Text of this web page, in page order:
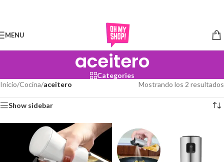
MENU
aceitero
Categories
Inicio/Cocina/aceitero Mostrando los 2 resultados
Show sidebar